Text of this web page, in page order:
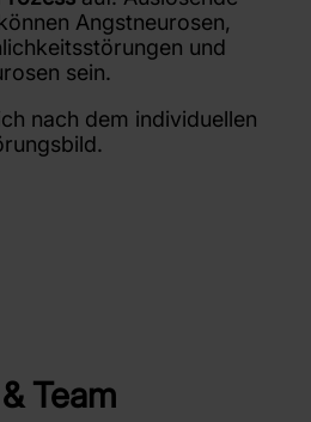
Angstneurosen,
und
sein.
nach dem individuellen
Team